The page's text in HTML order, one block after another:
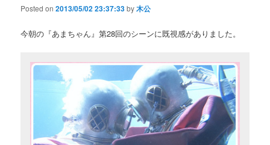
Posted on2013/05/02 23:37:33by木公
今朝の『あまちゃん』第28回のシーンに既視感がありました。